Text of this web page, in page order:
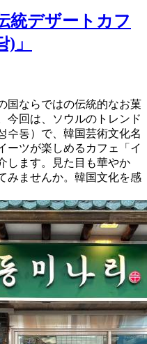
統デザートカフ
」
国ならではの伝統的なお菓
今回は、ソウルのトレンド
수동）で、韓国芸術文化名
ーツが楽しめるカフェ「イ
します。見た目も華やか
みませんか。韓国文化を感